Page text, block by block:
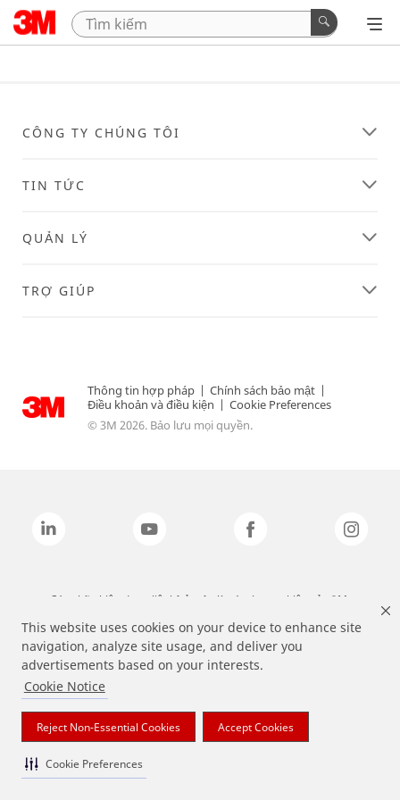
This website uses cookies on your device to enhance site
navigation, analyze site usage, and deliver you
advertisements based on your interests.
Cookie Notice
Reject Non-Essential Cookies Accept Cookies
Cookie Preferences
CÔNG TY CHÚNG TÔI
TIN TỨC
QUẢN LÝ
TRỢ GIÚP
Thông tin hợp pháp | Chính sách bảo mật |
Điều khoản và điều kiện | Cookie Preferences
© 3M 2026. Bảo lưu mọi quyền.
Các nhãn hiệu được liệt kê ở trên là các thương hiệu của 3M.